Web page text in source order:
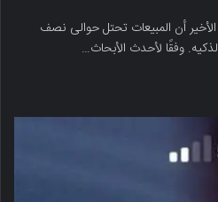
وجد تقریر مبیعات Apple Watch الأخیر أن المبیعات تحتل حوالی نصف
وفقًا لأحدث الأبحاث…